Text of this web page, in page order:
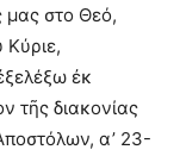
μας στο Θεό,
ἐκ
τῆς διακονίας
α’ 23-